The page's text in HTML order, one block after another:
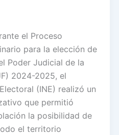
el Proceso
para la elección de
Poder Judicial de la
2024-2025, el
(INE) realizó un
que permitió
la posibilidad de
el territorio